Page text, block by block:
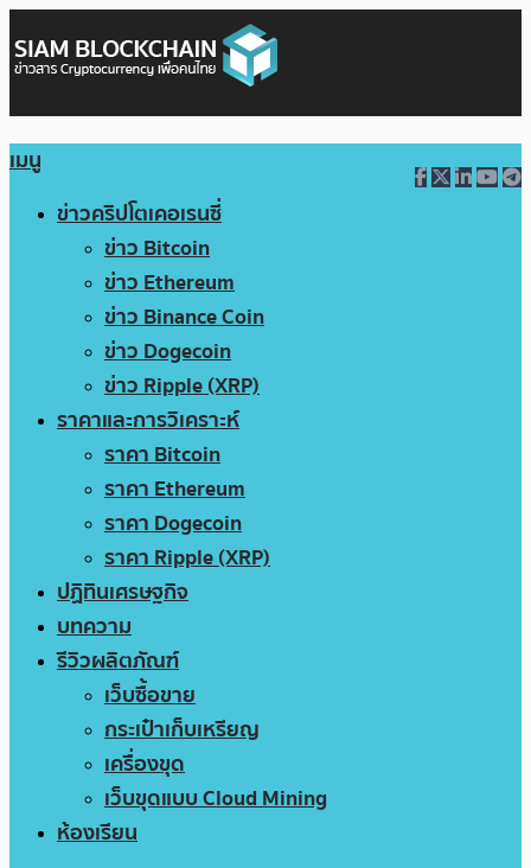
เมนู
ข่าวคริปโตเคอเรนซี่
ข่าว Bitcoin
ข่าว Ethereum
ข่าว Binance Coin
ข่าว Dogecoin
ข่าว Ripple (XRP)
ราคาและการวิเคราะห์
ราคา Bitcoin
ราคา Ethereum
ราคา Dogecoin
ราคา Ripple (XRP)
ปฏิทินเศรษฐกิจ
บทความ
รีวิวผลิตภัณฑ์
เว็บซื้อขาย
กระเป๋าเก็บเหรียญ
เครื่องขุด
เว็บขุดแบบ Cloud Mining
ห้องเรียน